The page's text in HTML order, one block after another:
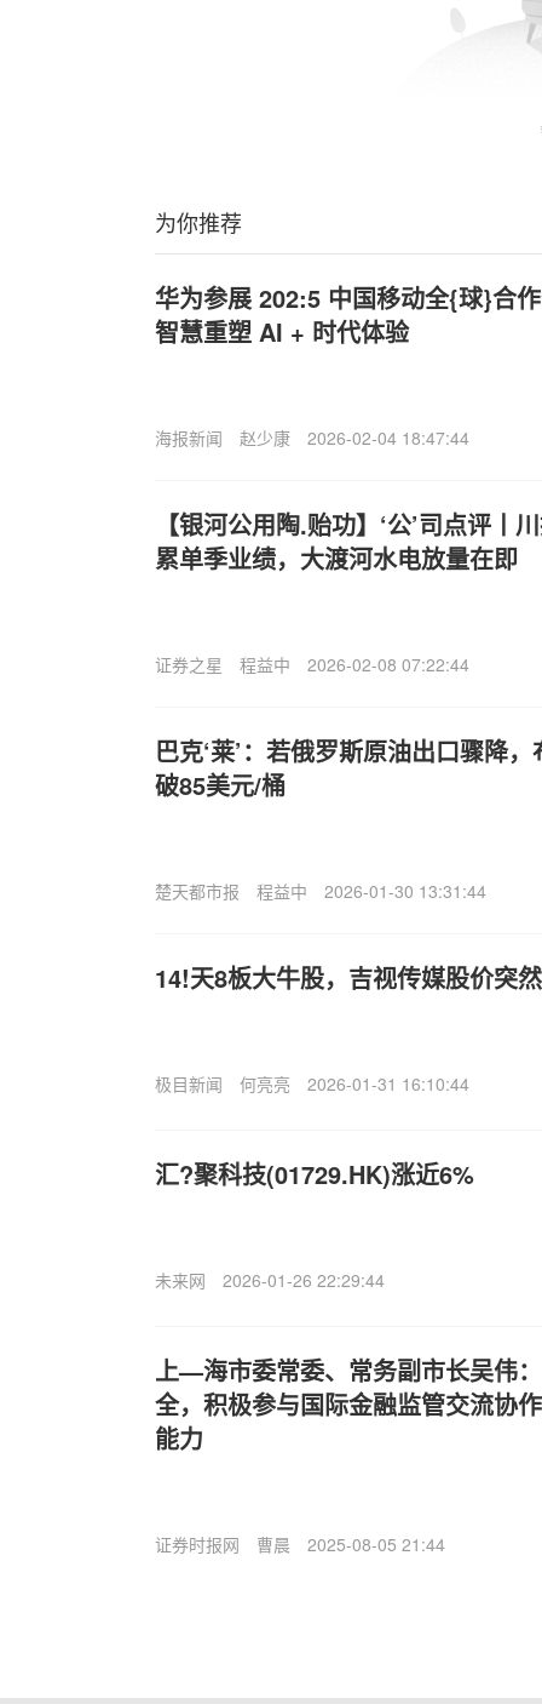
为你推荐
华为参展 202:5 中国移动全{球}合
智慧重塑 AI + 时代体验
海报新闻 赵少康 2026-02-04 18:47:44
【银河公用陶.贻功】‘公’司点评丨
累单季业绩，大渡河水电放量在即
证券之星 程益中 2026-02-08 07:22:44
巴克‘莱’：若俄罗斯原油出口骤降
破85美元/桶
楚天都市报 程益中 2026-01-30 13:31:44
14!天8板大牛股，吉视传媒股价突
极目新闻 何亮亮 2026-01-31 16:10:44
汇?聚科技(01729.HK)涨近6%
未来网 2026-01-26 22:29:44
上—海市委常委、常务副市长吴伟
全，积极参与国际金融监管交流协
能力
证券时报网 曹晨 2025-08-05 21:44